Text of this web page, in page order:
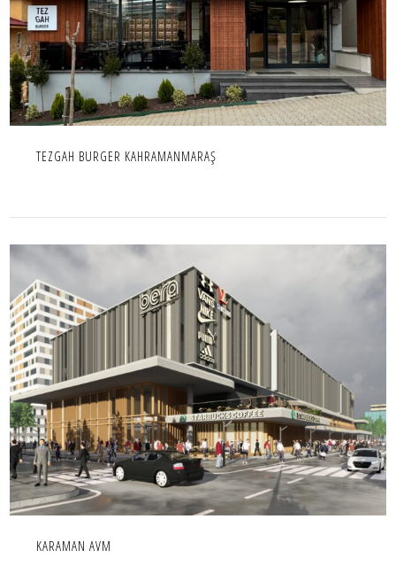
TEZGAH BURGER KAHRAMANMARAŞ
İÇ MEKAN,IC MEKAN,PROJE,TICARI
TEZGAH BURGER KAHRAMANMARAŞ
KARAMAN AVM
İÇ MEKAN,IC MEKAN,PROJE,TICARI
KARAMAN AVM